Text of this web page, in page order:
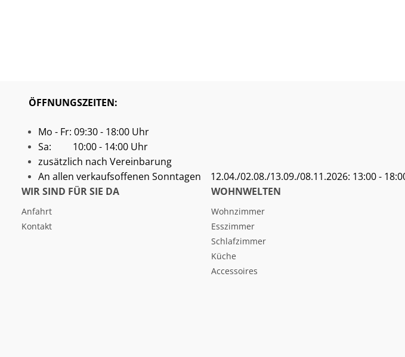
ÖFFNUNGSZEITEN:
Mo - Fr: 09:30 - 18:00 Uhr
Sa: 10:00 - 14:00 Uhr
zusätzlich nach Vereinbarung
An allen verkaufsoffenen Sonntagen
12.04./02.08./13.09./08.11.2026: 13:00 -
WIR SIND FÜR SIE DA
Anfahrt
Kontakt
WOHNWELTEN
Wohnzimmer
Esszimmer
Schlafzimmer
Küche
Accessoires